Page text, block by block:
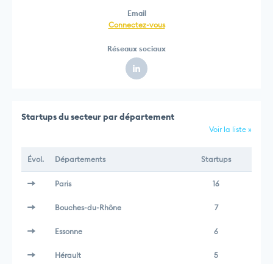
Email
Connectez-vous
Réseaux sociaux
Startups du secteur par département
Voir la liste »
Évol. Départements Startups
Paris 16
Bouches-du-Rhône 7
Essonne 6
Hérault 5